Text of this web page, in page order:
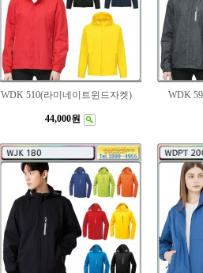
WDK 510(라미네이트윈드자켓)
44,000원
WDK